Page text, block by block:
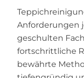
Anforderungen
geschulten
fortschrittliche
bewährte